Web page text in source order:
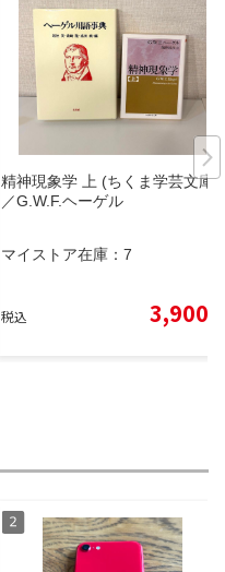
精神現象学 上 (ちくま学芸文庫)
／G.W.F.ヘーゲル
マイストア在庫： 7
税込 3,900